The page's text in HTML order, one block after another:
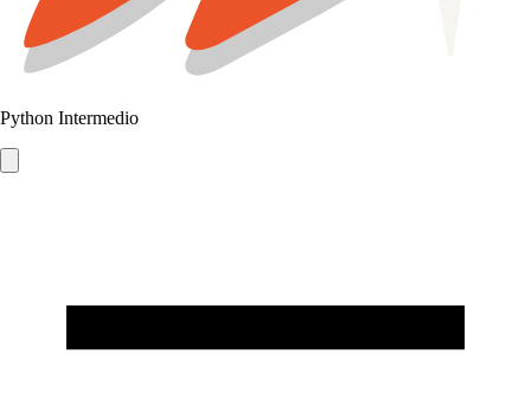
Python Intermedio